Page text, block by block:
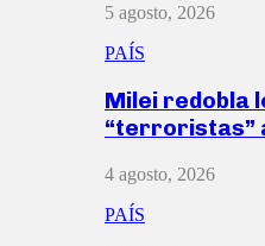
5 agosto, 2026
PAÍS
Milei redobla
“terroristas”
4 agosto, 2026
PAÍS